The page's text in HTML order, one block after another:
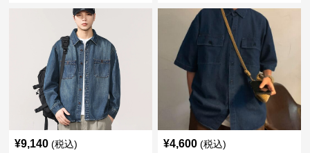
¥9,140 (税込) ¥4,600 (税込)